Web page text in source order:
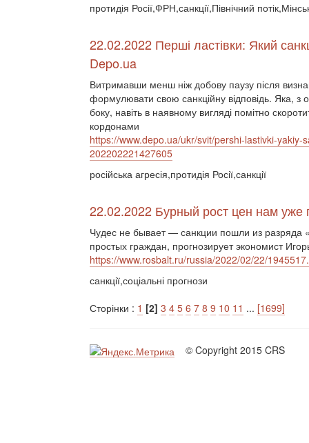
протидія Росії,ФРН,санкції,Північний
22.02.2022 Перші ластівки: Який
Depo.ua
Витримавши менш ніж добову паузу після
формулювати свою санкційну відповідь. Яка,
боку, навіть в наявному вигляді помітно
кордонами
https://www.depo.ua/ukr/svit/pershi-lastivki-
202202221427605
російська агресія,протидія Росії,санкції
22.02.2022 Бурный рост цен нам уже
Чудес не бывает — санкции пошли из
простых граждан, прогнозирует экономист
https://www.rosbalt.ru/russia/2022/02/22/
санкції,соціальні прогнози
Сторінки : 1 [2] 3 4 5 6 7 8 9 10 11 ... [1699]
© Copyright 2015 CRS